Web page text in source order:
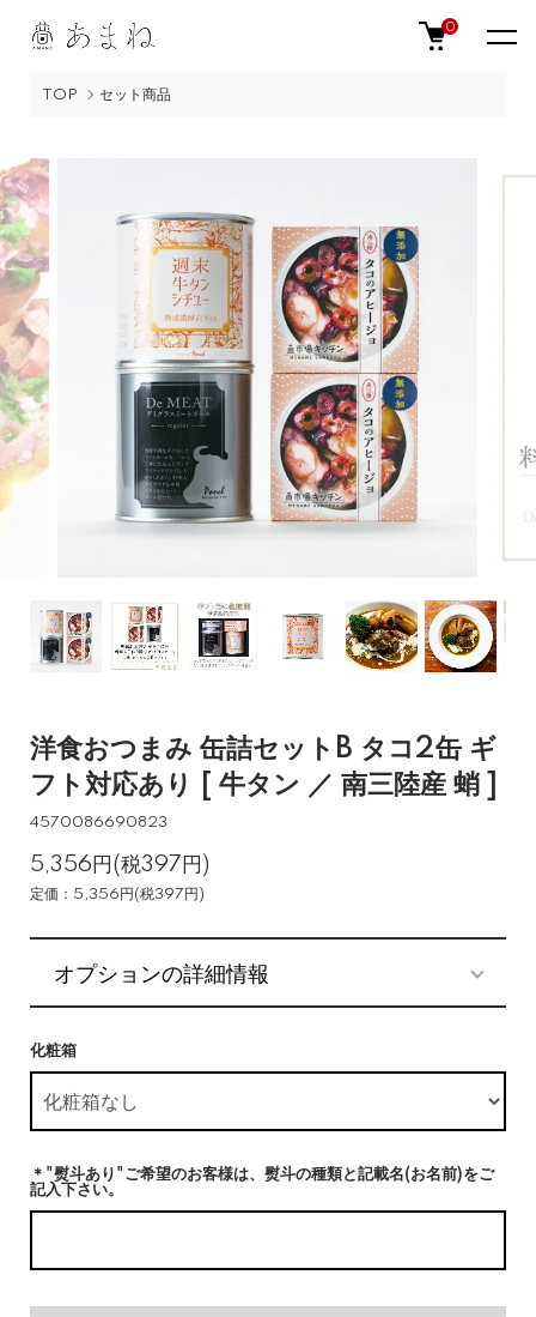
0
TOP セット商品
洋食おつまみ 缶詰セットB タコ2缶 ギ
フト対応あり [ 牛タン ／ 南三陸産 蛸 ]
4570086690823
5,356円(税397円)
定価：5,356円(税397円)
オプションの詳細情報
化粧箱
＊"熨斗あり"ご希望のお客様は、熨斗の種類と記載名(お名前)をご
記入下さい。